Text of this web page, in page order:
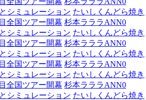
シミュレーション たいしくんどら焼き
全国ツアー開幕 杉本ラララANN0
シミュレーション たいしくんどら焼き
全国ツアー開幕 杉本ラララANN0
シミュレーション たいしくんどら焼き
全国ツアー開幕 杉本ラララANN0
シミュレーション たいしくんどら焼き
全国ツアー開幕 杉本ラララANN0
シミュレーション たいしくんどら焼き